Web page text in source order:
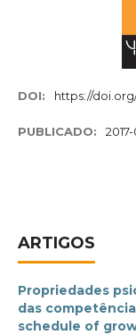
DOI: https://doi.org/
PUBLICADO:
ARTIGOS
Propriedades
das
schedule of